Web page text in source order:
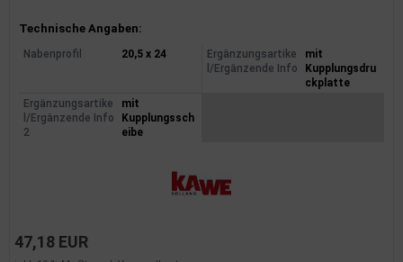
Produktinformationen
Technische Angaben:
Nabenprofil 20,5 x 24
Ergänzungsartike
l/Ergänzende Info
mit
Kupplungsdru
ckplatte
Ergänzungsartike
l/Ergänzende Info
2
mit
Kupplungssch
eibe
47,18 EUR